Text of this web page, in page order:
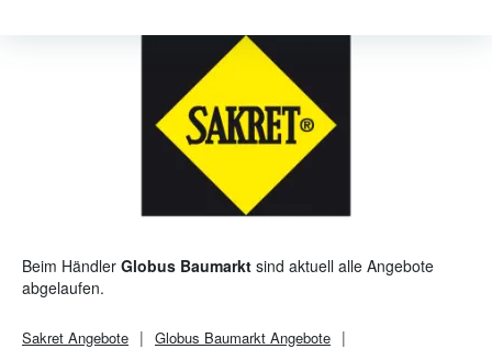
Beim Händler Globus Baumarkt sind aktuell alle Angebote
abgelaufen.
Sakret Angebote Globus Baumarkt Angebote